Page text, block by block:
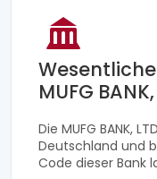
MUFG BANK,
Die MUFG BANK,
Deutschland und
Code dieser Bank